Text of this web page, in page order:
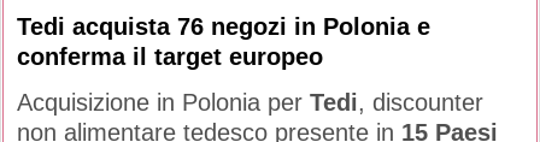
Tedi acquista 76 negozi in Polonia e
conferma il target europeo
Acquisizione in Polonia per Tedi, discounter
non alimentare tedesco presente in 15 Paesi